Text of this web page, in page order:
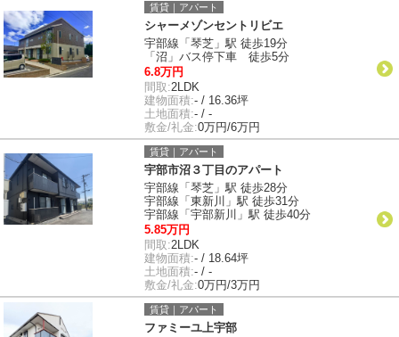
賃貸｜アパート
シャーメゾンセントリビエ
宇部線「琴芝」駅 徒歩19分
「沼」バス停下車 徒歩5分
6.8万円
間取:2LDK
建物面積:- / 16.36坪
土地面積:- / -
敷金/礼金:0万円/6万円
賃貸｜アパート
宇部市沼３丁目のアパート
宇部線「琴芝」駅 徒歩28分
宇部線「東新川」駅 徒歩31分
宇部線「宇部新川」駅 徒歩40分
5.85万円
間取:2LDK
建物面積:- / 18.64坪
土地面積:- / -
敷金/礼金:0万円/3万円
賃貸｜アパート
ファミーユ上宇部